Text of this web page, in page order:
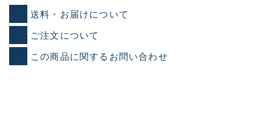
送料・お届けについて
ご注文について
この商品に関するお問い合わせ